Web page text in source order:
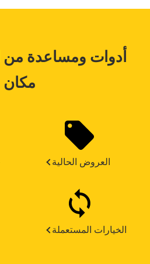
أدوات ومساعدة من
مكان
العروض الحالية
الخيارات المستعملة